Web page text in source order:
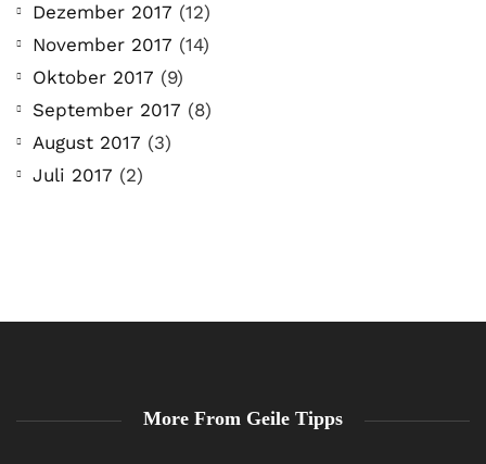
Dezember 2017 (12)
November 2017 (14)
Oktober 2017 (9)
September 2017 (8)
August 2017 (3)
Juli 2017 (2)
More From Geile Tipps